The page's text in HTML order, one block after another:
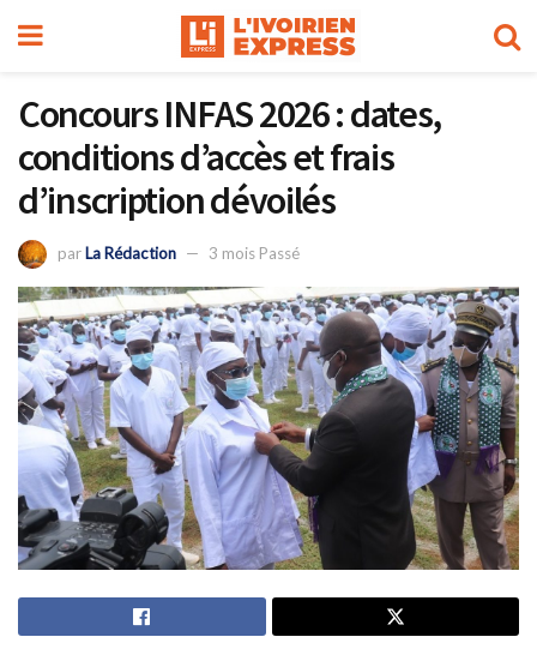
Concours INFAS 2026 : dates,
conditions d’accès et frais
d’inscription dévoilés
parLa Rédaction 3 mois Passé